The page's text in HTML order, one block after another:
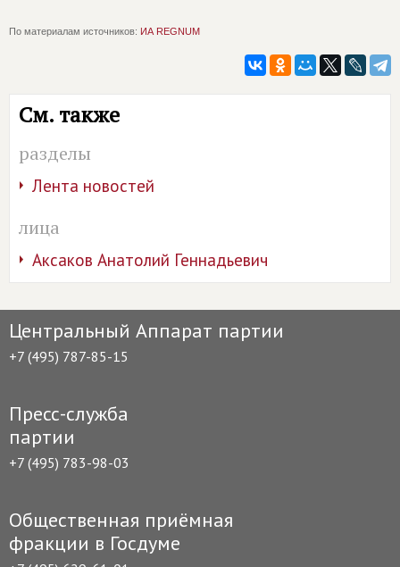
По материалам источников: ИА REGNUM
См. также
разделы
Лента новостей
лица
Аксаков Анатолий Геннадьевич
Центральный Аппарат партии
+7 (495) 787-85-15
Пресс-служба
партии
+7 (495) 783-98-03
Общественная приёмная
фракции в Госдуме